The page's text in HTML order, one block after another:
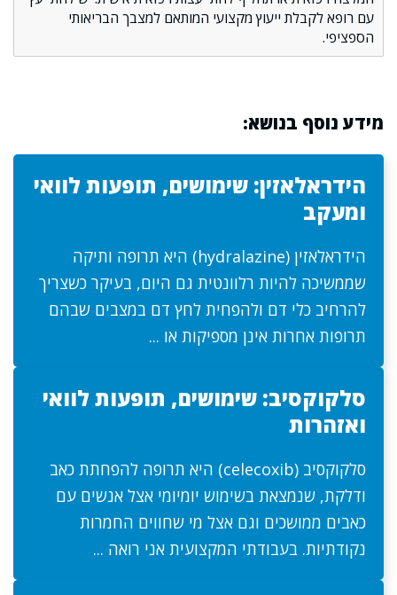
עם רופא לקבלת ייעוץ מקצועי המותאם למצבך הבריאותי
הספציפי.
מידע נוסף בנושא:
הידראלאזין: שימושים, תופעות לוואי
ומעקב
הידראלאזין (hydralazine) היא תרופה ותיקה
שממשיכה להיות רלוונטית גם היום, בעיקר כשצריך
להרחיב כלי דם ולהפחית לחץ דם במצבים שבהם
תרופות אחרות אינן מספיקות או ...
סלקוקסיב: שימושים, תופעות לוואי
ואזהרות
סלקוקסיב (celecoxib) היא תרופה להפחתת כאב
ודלקת, שנמצאת בשימוש יומיומי אצל אנשים עם
כאבים ממושכים וגם אצל מי שחווים החמרות
נקודתיות. בעבודתי המקצועית אני רואה ...